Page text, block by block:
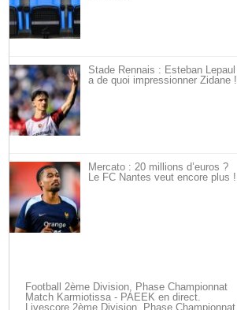
Stade Rennais : Esteban Lepaul
a de quoi impressionner Zidane !
Mercato : 20 millions d’euros ?
Le FC Nantes veut encore plus !
Football 2ème Division, Phase Championnat
Match Karmiotissa - PAEEK en direct.
Livescore 2ème Division, Phase Championnat